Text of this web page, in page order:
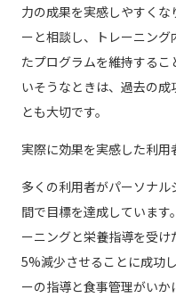
力の成果を実感しやすく
ーと相談し、トレーニン
たプログラムを維持する
いそうなときは、過去の
とも大切です。
実際に効果を実感した利用
多くの利用者がパーソナ
間で目標を達成していま
ーニングと栄養指導を受
5%減少させることに成功
ーの指導と食事管理がい